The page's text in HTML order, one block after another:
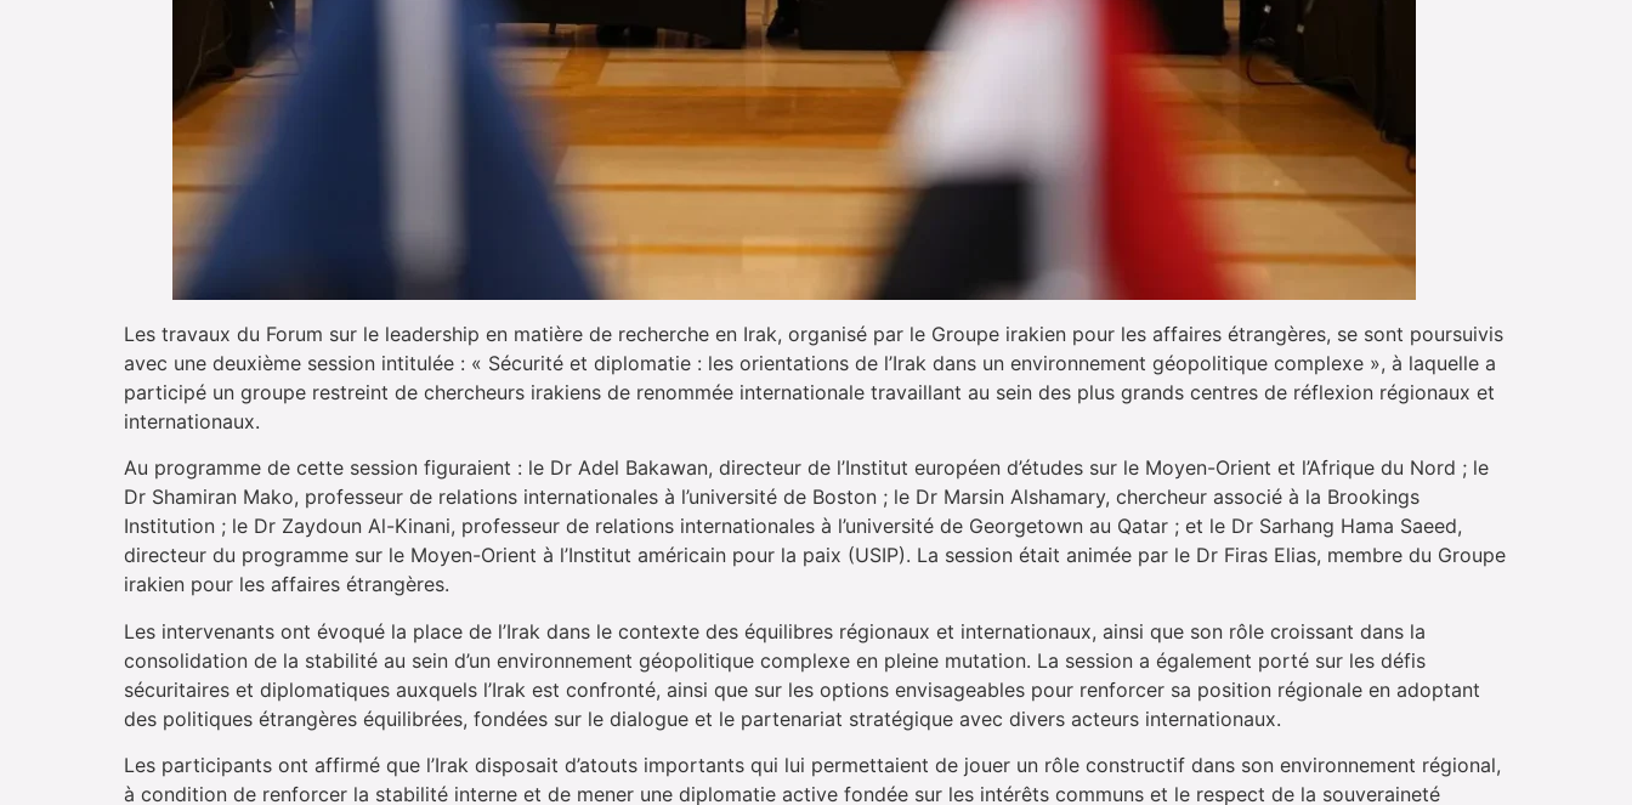
Les travaux du Forum sur le leadership en matière de recherche en Irak, organisé par le Groupe irakien pour les affaires étrangères, se sont poursuivis
avec une deuxième session intitulée : « Sécurité et diplomatie : les orientations de l’Irak dans un environnement géopolitique complexe », à laquelle a
participé un groupe restreint de chercheurs irakiens de renommée internationale travaillant au sein des plus grands centres de réflexion régionaux et
internationaux.
Au programme de cette session figuraient : le Dr Adel Bakawan, directeur de l’Institut européen d’études sur le Moyen-Orient et l’Afrique du Nord ; le
Dr Shamiran Mako, professeur de relations internationales à l’université de Boston ; le Dr Marsin Alshamary, chercheur associé à la Brookings
Institution ; le Dr Zaydoun Al-Kinani, professeur de relations internationales à l’université de Georgetown au Qatar ; et le Dr Sarhang Hama Saeed,
directeur du programme sur le Moyen-Orient à l’Institut américain pour la paix (USIP). La session était animée par le Dr Firas Elias, membre du Groupe
irakien pour les affaires étrangères.
Les intervenants ont évoqué la place de l’Irak dans le contexte des équilibres régionaux et internationaux, ainsi que son rôle croissant dans la
consolidation de la stabilité au sein d’un environnement géopolitique complexe en pleine mutation. La session a également porté sur les défis
sécuritaires et diplomatiques auxquels l’Irak est confronté, ainsi que sur les options envisageables pour renforcer sa position régionale en adoptant
des politiques étrangères équilibrées, fondées sur le dialogue et le partenariat stratégique avec divers acteurs internationaux.
Les participants ont affirmé que l’Irak disposait d’atouts importants qui lui permettaient de jouer un rôle constructif dans son environnement régional,
à condition de renforcer la stabilité interne et de mener une diplomatie active fondée sur les intérêts communs et le respect de la souveraineté